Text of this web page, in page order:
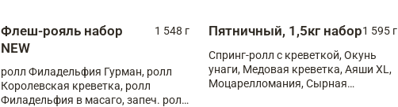
Флеш-рояль набор
NEW
1 548 г
ролл Филадельфия Гурман, ролл
Королевская креветка, ролл
Филадельфия в масаго, запеч. ролл
Пятничный, 1,5кг набор1 595 г
Спринг-ролл с креветкой, Окунь
унаги, Медовая креветка, Аяши XL,
Моцарелломания, Сырная